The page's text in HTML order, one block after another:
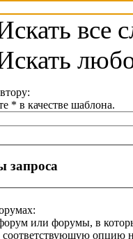
все
* в качестве шаблона.
запроса
или форумы, в
соответствующую опцию